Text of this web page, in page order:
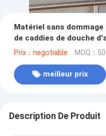
Matériel sans
de caddies de douche
ROHS
Prix：negotiable MOQ：
meilleur prix
Description De Produit